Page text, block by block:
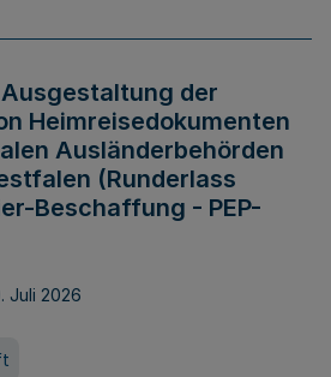
der
Heimreisedokumenten
Ausländerbehörden
(Runderlass
Beschaffung - PEP-
Juli 2026